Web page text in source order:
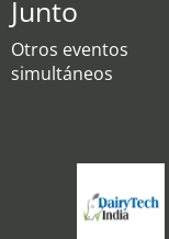
Junto
Otros eventos
simultáneos